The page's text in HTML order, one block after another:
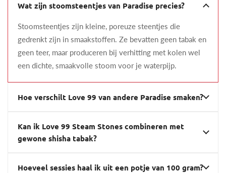
Wat zijn stoomsteentjes van Paradise precies?
Stoomsteentjes zijn kleine, poreuze steentjes die
gedrenkt zijn in smaakstoffen. Ze bevatten geen tabak en
geen teer, maar produceren bij verhitting met kolen wel
een dichte, smaakvolle stoom voor je waterpijp.
Hoe verschilt Love 99 van andere Paradise smaken?
Kan ik Love 99 Steam Stones combineren met
gewone shisha tabak?
Hoeveel sessies haal ik uit een potje van 100 gram?